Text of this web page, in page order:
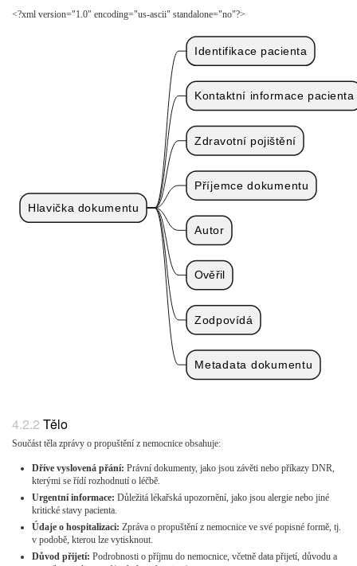
<?xml version="1.0" encoding="us-ascii" standalone="no"?>
Hlavička dokumentu
Identifikace pacienta
Kontaktní informace pacienta
Zdravotní pojištění
Příjemce dokumentu
Autor
Ověřil
Zodpovídá
Metadata dokumentu
Tělo
Součást těla zprávy o propuštění z nemocnice obsahuje:
Dříve vyslovená přání: Právní dokumenty, jako jsou závěti nebo příkazy DNR,
kterými se řídí rozhodnutí o léčbě.
Urgentní informace: Důležitá lékařská upozornění, jako jsou alergie nebo jiné
kritické stavy pacienta.
Údaje o hospitalizaci: Zpráva o propuštění z nemocnice ve své popisné formě, tj.
v podobě, kterou lze vytisknout.
Důvod přijetí: Podrobnosti o příjmu do nemocnice, včetně data přijetí, důvodu a